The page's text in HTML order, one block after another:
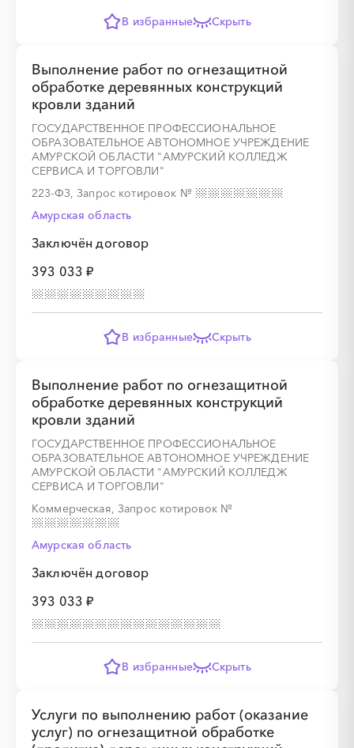
В избранные Скрыть
Выполнение работ по огнезащитной
обработке деревянных конструкций
кровли зданий
ГОСУДАРСТВЕННОЕ ПРОФЕССИОНАЛЬНОЕ
ОБРАЗОВАТЕЛЬНОЕ АВТОНОМНОЕ УЧРЕЖДЕНИЕ
АМУРСКОЙ ОБЛАСТИ "АМУРСКИЙ КОЛЛЕДЖ
СЕРВИСА И ТОРГОВЛИ"
223-ФЗ, Запрос котировок №
Амурская область
Заключён договор
393 033 ₽
В избранные Скрыть
Выполнение работ по огнезащитной
обработке деревянных конструкций
кровли зданий
ГОСУДАРСТВЕННОЕ ПРОФЕССИОНАЛЬНОЕ
ОБРАЗОВАТЕЛЬНОЕ АВТОНОМНОЕ УЧРЕЖДЕНИЕ
АМУРСКОЙ ОБЛАСТИ "АМУРСКИЙ КОЛЛЕДЖ
СЕРВИСА И ТОРГОВЛИ"
Коммерческая, Запрос котировок №
Амурская область
Заключён договор
393 033 ₽
В избранные Скрыть
Услуги по выполнению работ (оказание
услуг) по огнезащитной обработке